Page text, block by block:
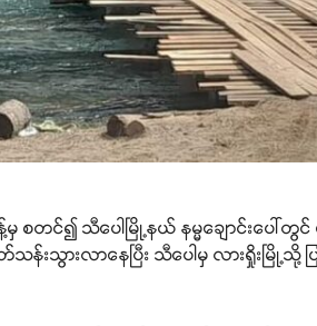
မှ စတင်၍ သီပေါမြို့နယ် နမ္မချောင်း
န်းသွားလာနေပြီး သီပေါမှ လားရှိုးမ